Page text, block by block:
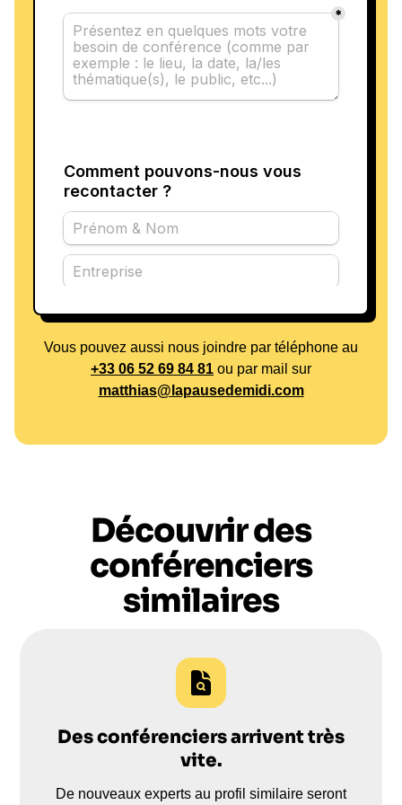
Vous pouvez aussi nous joindre par téléphone au
+33 06 52 69 84 81 ou par mail sur
matthias@lapausedemidi.com
Découvrir des
conférenciers
similaires
Des conférenciers arrivent très
vite.
De nouveaux experts au profil similaire seront